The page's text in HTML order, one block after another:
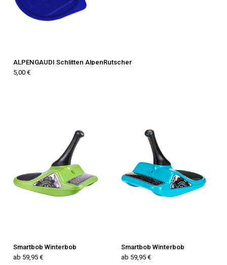
ALPENGAUDI Schlitten AlpenRutscher
5,00 €
Smartbob Winterbob
ab 59,95 €
Smartbob Winterbob
ab 59,95 €